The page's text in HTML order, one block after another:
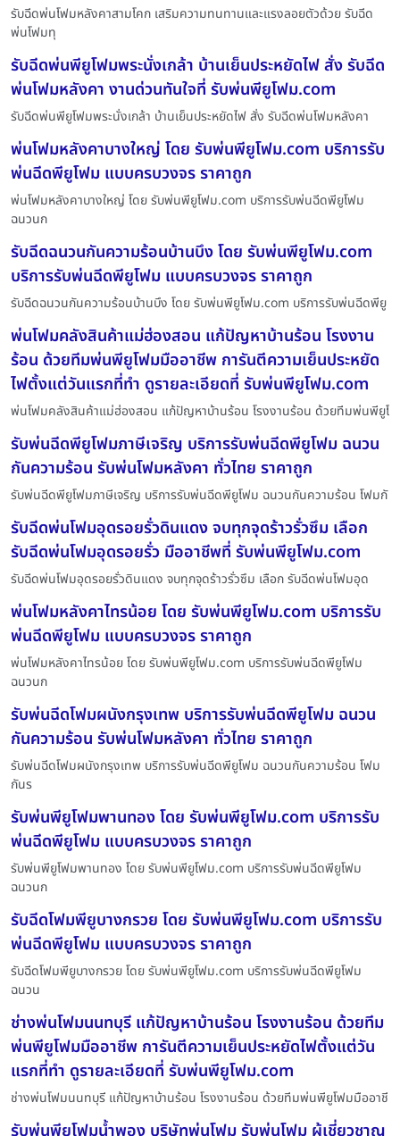
รับฉีดพ่นโฟมหลังคาสามโคก เสริมความทนทานและแรงลอยตัวด้วย รับฉีด
พ่นโฟมทุ
รับฉีดพ่นพียูโฟมพระนั่งเกล้า บ้านเย็นประหยัดไฟ สั่ง รับฉีด
พ่นโฟมหลังคา งานด่วนทันใจที่ รับพ่นพียูโฟม.com
รับฉีดพ่นพียูโฟมพระนั่งเกล้า บ้านเย็นประหยัดไฟ สั่ง รับฉีดพ่นโฟมหลังคา
พ่นโฟมหลังคาบางใหญ่ โดย รับพ่นพียูโฟม.com บริการรับ
พ่นฉีดพียูโฟม แบบครบวงจร ราคาถูก
พ่นโฟมหลังคาบางใหญ่ โดย รับพ่นพียูโฟม.com บริการรับพ่นฉีดพียูโฟม
ฉนวนก
รับฉีดฉนวนกันความร้อนบ้านบึง โดย รับพ่นพียูโฟม.com
บริการรับพ่นฉีดพียูโฟม แบบครบวงจร ราคาถูก
รับฉีดฉนวนกันความร้อนบ้านบึง โดย รับพ่นพียูโฟม.com บริการรับพ่นฉีดพียู
พ่นโฟมคลังสินค้าแม่ฮ่องสอน แก้ปัญหาบ้านร้อน โรงงาน
ร้อน ด้วยทีมพ่นพียูโฟมมืออาชีพ การันตีความเย็นประหยัด
ไฟตั้งแต่วันแรกที่ทำ ดูรายละเอียดที่ รับพ่นพียูโฟม.com
พ่นโฟมคลังสินค้าแม่ฮ่องสอน แก้ปัญหาบ้านร้อน โรงงานร้อน ด้วยทีมพ่นพียูโ
รับพ่นฉีดพียูโฟมภาษีเจริญ บริการรับพ่นฉีดพียูโฟม ฉนวน
กันความร้อน รับพ่นโฟมหลังคา ทั่วไทย ราคาถูก
รับพ่นฉีดพียูโฟมภาษีเจริญ บริการรับพ่นฉีดพียูโฟม ฉนวนกันความร้อน โฟมกั
รับฉีดพ่นโฟมอุดรอยรั่วดินแดง จบทุกจุดร้าวรั่วซึม เลือก
รับฉีดพ่นโฟมอุดรอยรั่ว มืออาชีพที่ รับพ่นพียูโฟม.com
รับฉีดพ่นโฟมอุดรอยรั่วดินแดง จบทุกจุดร้าวรั่วซึม เลือก รับฉีดพ่นโฟมอุด
พ่นโฟมหลังคาไทรน้อย โดย รับพ่นพียูโฟม.com บริการรับ
พ่นฉีดพียูโฟม แบบครบวงจร ราคาถูก
พ่นโฟมหลังคาไทรน้อย โดย รับพ่นพียูโฟม.com บริการรับพ่นฉีดพียูโฟม
ฉนวนก
รับพ่นฉีดโฟมผนังกรุงเทพ บริการรับพ่นฉีดพียูโฟม ฉนวน
กันความร้อน รับพ่นโฟมหลังคา ทั่วไทย ราคาถูก
รับพ่นฉีดโฟมผนังกรุงเทพ บริการรับพ่นฉีดพียูโฟม ฉนวนกันความร้อน โฟม
กันร
รับพ่นพียูโฟมพานทอง โดย รับพ่นพียูโฟม.com บริการรับ
พ่นฉีดพียูโฟม แบบครบวงจร ราคาถูก
รับพ่นพียูโฟมพานทอง โดย รับพ่นพียูโฟม.com บริการรับพ่นฉีดพียูโฟม
ฉนวนก
รับฉีดโฟมพียูบางกรวย โดย รับพ่นพียูโฟม.com บริการรับ
พ่นฉีดพียูโฟม แบบครบวงจร ราคาถูก
รับฉีดโฟมพียูบางกรวย โดย รับพ่นพียูโฟม.com บริการรับพ่นฉีดพียูโฟม
ฉนวน
ช่างพ่นโฟมนนทบุรี แก้ปัญหาบ้านร้อน โรงงานร้อน ด้วยทีม
พ่นพียูโฟมมืออาชีพ การันตีความเย็นประหยัดไฟตั้งแต่วัน
แรกที่ทำ ดูรายละเอียดที่ รับพ่นพียูโฟม.com
ช่างพ่นโฟมนนทบุรี แก้ปัญหาบ้านร้อน โรงงานร้อน ด้วยทีมพ่นพียูโฟมมืออาชี
รับพ่นพียูโฟมน้ำพอง บริษัทพ่นโฟม รับพ่นโฟม ผู้เชี่ยวชาญ